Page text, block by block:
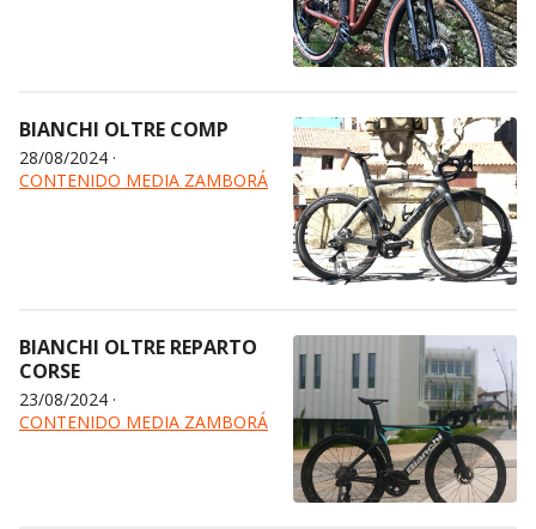
BIANCHI OLTRE COMP
28/08/2024 ·
CONTENIDO MEDIA ZAMBORÁ
BIANCHI OLTRE REPARTO
CORSE
23/08/2024 ·
CONTENIDO MEDIA ZAMBORÁ